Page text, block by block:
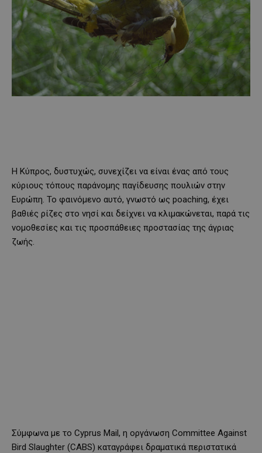
Η Κύπρος, δυστυχώς, συνεχίζει να είναι ένας από τους
κύριους τόπους παράνομης παγίδευσης πουλιών στην
Ευρώπη. Το φαινόμενο αυτό, γνωστό ως poaching, έχει
βαθιές ρίζες στο νησί και δείχνει να κλιμακώνεται, παρά τις
νομοθεσίες και τις προσπάθειες προστασίας της άγριας
ζωής.
Σύμφωνα με το Cyprus Mail, η οργάνωση Committee Against
Bird Slaughter (CABS) καταγράφει δραματικά περιστατικά